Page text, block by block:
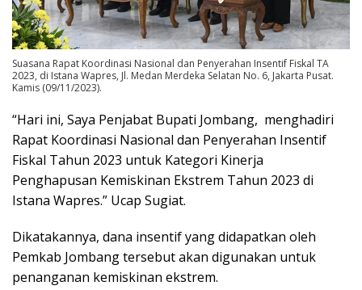
Suasana Rapat Koordinasi Nasional dan Penyerahan Insentif Fiskal TA
2023, di Istana Wapres, Jl. Medan Merdeka Selatan No. 6, Jakarta Pusat.
Kamis (09/11/2023).
“Hari ini, Saya Penjabat Bupati Jombang, menghadiri
Rapat Koordinasi Nasional dan Penyerahan Insentif
Fiskal Tahun 2023 untuk Kategori Kinerja
Penghapusan Kemiskinan Ekstrem Tahun 2023 di
Istana Wapres.” Ucap Sugiat.
Dikatakannya, dana insentif yang didapatkan oleh
Pemkab Jombang tersebut akan digunakan untuk
penanganan kemiskinan ekstrem.